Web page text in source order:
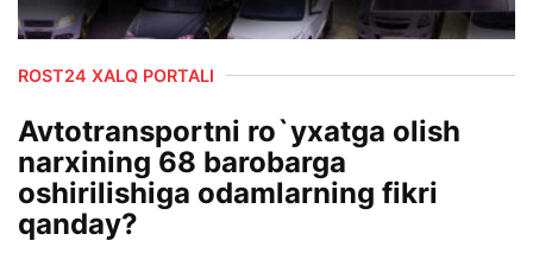
ROST24 XALQ PORTALI
Avtotransportni ro`yxatga olish
narxining 68 barobarga
oshirilishiga odamlarning fikri
qanday?